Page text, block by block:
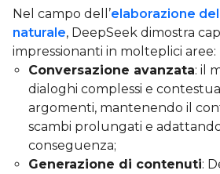
Nel campo dell’elaborazione
naturale, DeepSeek dimostra
impressionanti in molteplici aree:
Conversazione avanzata: il
dialoghi complessi e
argomenti, mantenendo il
scambi prolungati e
conseguenza;
Generazione di contenuti: